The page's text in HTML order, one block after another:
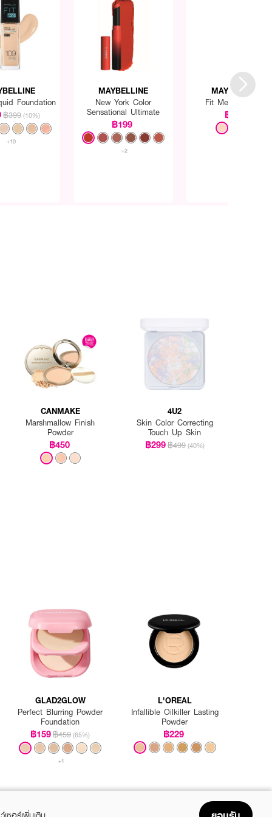
Foundation
฿399 (10%)
+10
MAYBELLINE
New York Color
Sensational Ultimate
฿199
+2
MAYBELLINE
Fit Me Concealer
฿299
CANMAKE
Marshmallow Finish
Powder
฿450
4U2
Skin Color Correcting
Touch Up Skin
฿299฿499 (40%)
GLAD2GLOW
Perfect Blurring Powder
Foundation
฿159฿459 (65%)
+1
L'OREAL
Infallible Oilkiller Lasting
Powder
฿229